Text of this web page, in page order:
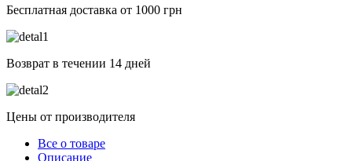
Бесплатная доставка от 1000 грн
Возврат в течении 14 дней
Цены от производителя
Все о товаре
Описание